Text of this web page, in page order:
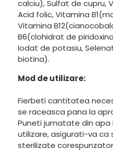
calciu), Sulfat de cupru,
Acid folic, Vitamina
Vitamina
B6(clohidrat de
Iodat de potasiu,
biotina).
Mod de utilizare:
Fierbeti cantitatea
se raceasca pana la
Puneti jumatate din
utilizare, asigurati-va
sterilizate